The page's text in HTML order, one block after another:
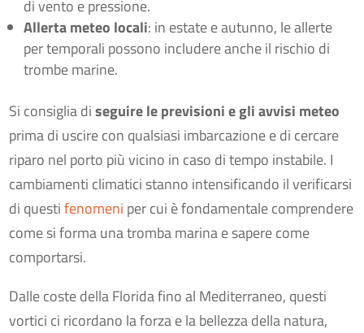
di vento e pressione.
Allerta meteo locali: in estate e autunno, le allerte
per temporali possono includere anche il rischio di
trombe marine.
Si consiglia diseguire le previsioni e gli avvisi meteo
prima di uscire con qualsiasi imbarcazione e di cercare
riparo nel porto più vicino in caso di tempo instabile. I
cambiamenti climatici stanno intensificando il verificarsi
di questifenomeni per cui è fondamentale comprendere
come si forma una tromba marina e sapere come
comportarsi.
Dalle coste della Florida fino al Mediterraneo, questi
vortici ci ricordano la forza e la bellezza della natura,